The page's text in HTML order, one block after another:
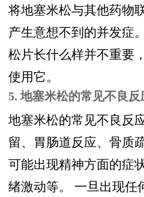
将地塞米松与其他药物
产生意想不到的并发症
松片长什么样并不重要
使用它。
5. 地塞米松的常见不良
地塞米松的常见不良反
留、胃肠道反应、骨质
可能出现精神方面的症
绪激动等。 一旦出现任